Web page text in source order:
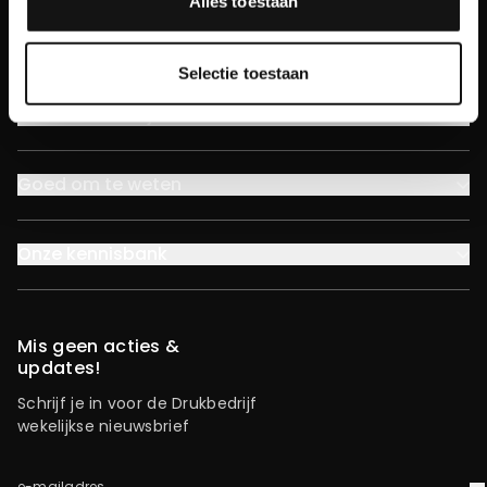
Selectie toestaan
Volg onsFacebook
Pinterest
Instagram
YouTube
LinkedIn
Goed om te weten
Mis geen acties &
updates!
Schrijf je in voor de Drukbedrijf
wekelijkse nieuwsbrief
e-mailadres